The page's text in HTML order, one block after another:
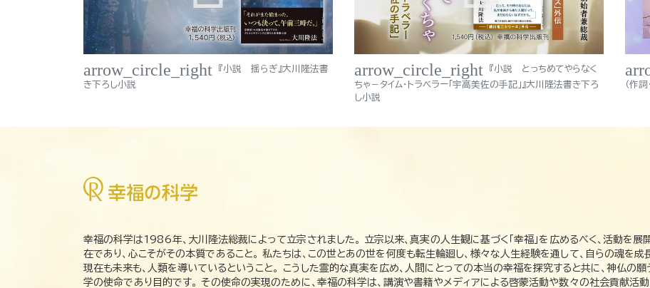
arrow_circle_right
『小説 揺らぎ』大川隆法書
き下ろし小説
arrow_circle_right
『小説 とっちめてやらなく
ちゃ－タイム・トラベラー「宇高美佐の手記」』大川隆法書き下ろ
し小説
（作
幸福の科学は1986年、大川隆法総裁によって立宗されました。 立宗以来、真実の人生観に基づく「幸福」を広めるべく、活動を展
在であり、心こそがその本質であること。 私たちは、この世とあの世を何度も転生輪廻し、様々な人生経験を通して、自らの魂を
現在も未来も、人類を導いているということ。 こうした霊的な真実を広め、人間にとっての本当の幸福を探究すると共に、神仏の
学の使命であり目的です。 その使命の実現のために、幸福の科学は、講演や書籍やメディアによる啓蒙活動や数々の社会貢献活